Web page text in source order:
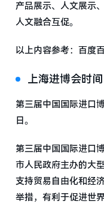
产品展示、人文展示
人文融合互促。
以上内容参考：百度
上海进博会时间
第三届中国国际进口
日。
第三届中国国际进口
市人民政府主办的大
支持贸易自由化和经
举措，有利于促进世